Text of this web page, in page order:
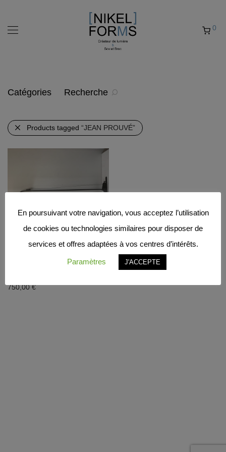
0
Catégories Recherche
Products tagged “JEAN PROUVÉ”
LAMPE POTENCE
750,00€
En poursuivant votre navigation, vous acceptez l’utilisation
de cookies ou technologies similaires pour disposer de
services et offres adaptées à vos centres d’intérêts.
Paramètres J'ACCEPTE